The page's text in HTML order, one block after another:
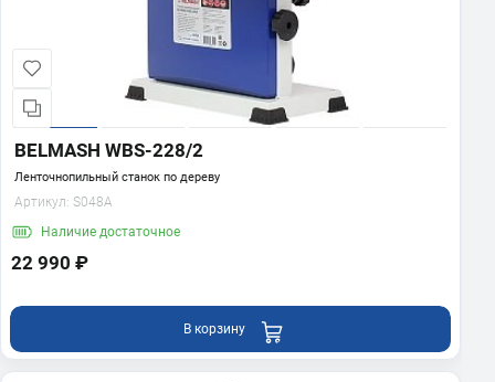
BELMASH WBS-228/2
Ленточнопильный станок по дереву
Артикул: S048A
Наличие достаточное
22 990 ₽
В корзину